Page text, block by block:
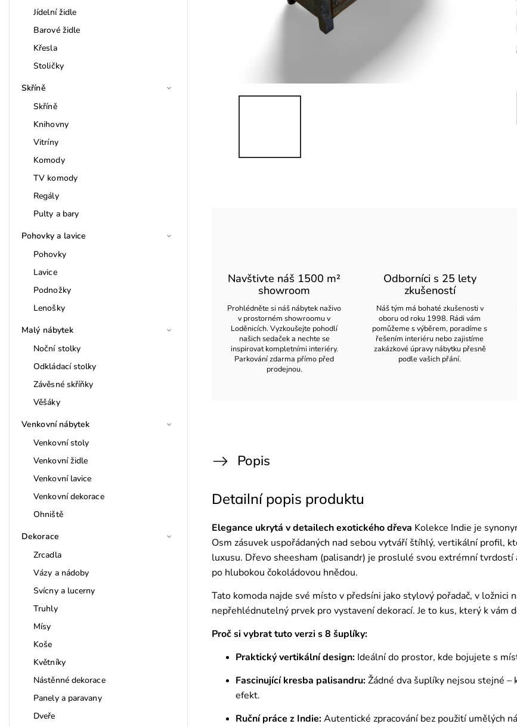
Jídelní židle
Barové židle
Křesla
Stoličky
Skříně
Skříně
Knihovny
Vitríny
Komody
TV komody
Regály
Pulty a bary
Pohovky a lavice
Pohovky
Lavice
Podnožky
Lenošky
Malý nábytek
Noční stolky
Odkládací stolky
Závěsné skříňky
Věšáky
Venkovní nábytek
Venkovní stoly
Venkovní židle
Venkovní lavice
Venkovní dekorace
Ohniště
Dekorace
Zrcadla
Vázy a nádoby
Svícny a lucerny
Truhly
Mísy
Koše
Květníky
Nástěnné dekorace
Panely a paravany
Dveře
Navštivte náš 1500 m²
showroom
Prohlédněte si náš nábytek naživo
v prostorném showroomu v
Loděnicích. Vyzkoušejte pohodlí
našich sedaček a nechte se
inspirovat kompletními interiéry.
Parkování zdarma přímo před
prodejnou.
Odborníci s 25 lety
zkušeností
Náš tým má bohaté zkušenosti v
oboru od roku 1998. Rádi vám
pomůžeme s výběrem, poradíme s
řešením interiéru nebo zajistíme
zakázkové úpravy nábytku přesně
podle vašich přání.
Popis
Detailní popis produktu
Elegance ukrytá v detailech exotického dřeva Kolekce Indie je
Osm zásuvek uspořádaných nad sebou vytváří štíhlý, vertikální profil,
luxusu. Dřevo sheesham (palisandr) je proslulé svou extrémní
po hlubokou čokoládovou hnědou.
Tato komoda najde své místo v předsíni jako stylový pořadač, v ložnici
nepřehlédnutelný prvek pro vystavení dekorací. Je to kus, který k vám
Proč si vybrat tuto verzi s 8 šuplíky:
Praktický vertikální design: Ideální do prostor, kde bojujete s
Fascinující kresba palisandru:Žádné dva šuplíky nejsou stejné –
efekt.
Ruční práce z Indie:Autentické zpracování bez použití umělých